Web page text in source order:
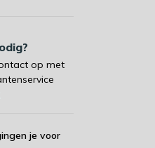
op met
je voor